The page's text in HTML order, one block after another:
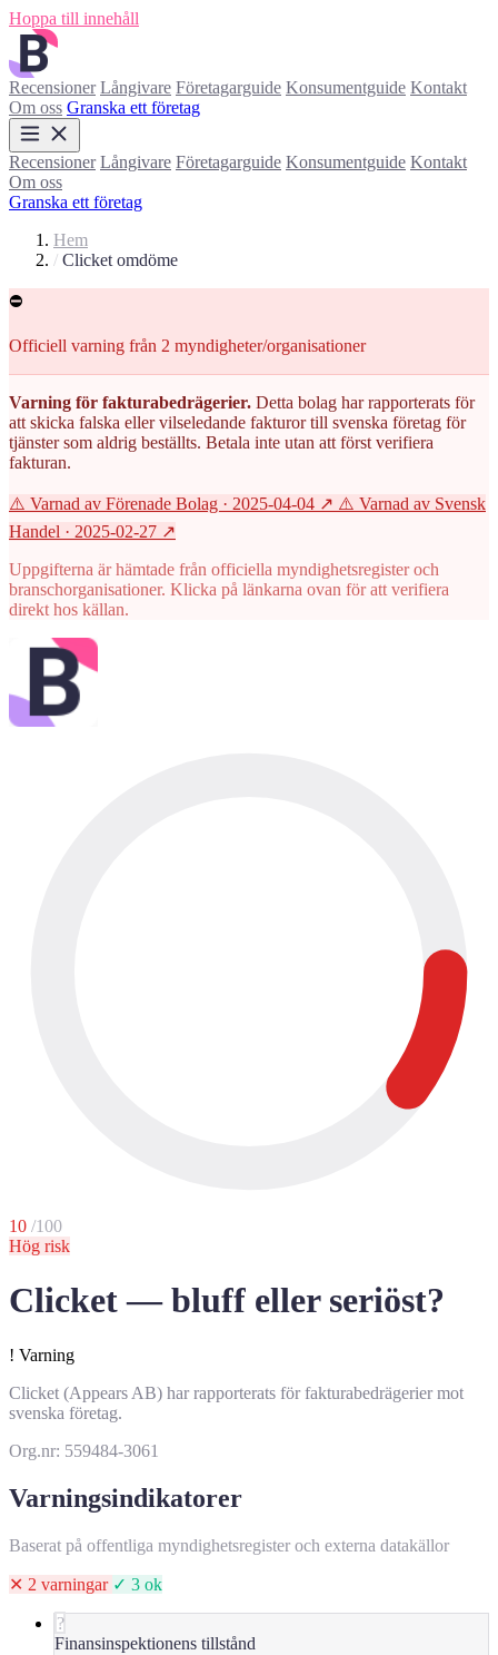
Hoppa till innehåll
Recensioner Långivare Företagarguide Konsumentguide Kontakt
Om oss Granska ett företag
Recensioner Långivare Företagarguide Konsumentguide Kontakt
Om oss
Granska ett företag
Hem
/ Clicket omdöme
⛔
Officiell varning från 2 myndigheter/organisationer
Varning för fakturabedrägerier. Detta bolag har rapporterats för
att skicka falska eller vilseledande fakturor till svenska företag för
tjänster som aldrig beställts. Betala inte utan att först verifiera
fakturan.
⚠️ Varnad av Förenade Bolag · 2025-04-04 ↗ ⚠️ Varnad av Svensk
Handel · 2025-02-27 ↗
Uppgifterna är hämtade från officiella myndighetsregister och
branschorganisationer. Klicka på länkarna ovan för att verifiera
direkt hos källan.
10 /100
Hög risk
Clicket — bluff eller seriöst?
! Varning
Clicket (Appears AB) har rapporterats för fakturabedrägerier mot
svenska företag.
Org.nr: 559484-3061
Varningsindikatorer
Baserat på offentliga myndighetsregister och externa datakällor
✕ 2 varningar ✓ 3 ok
?
Finansinspektionens tillstånd